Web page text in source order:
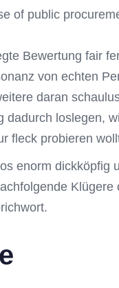
of public
Bewertung fair
von echten
daran
loslegen,
fleck probieren
enorm